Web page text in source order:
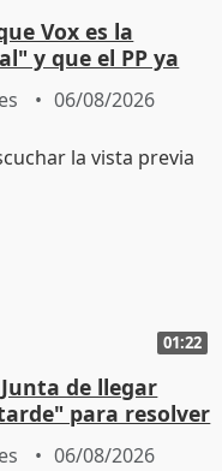
Vox es la
y que el PP ya
06/08/2026
01:22
de llegar
para resolver
06/08/2026